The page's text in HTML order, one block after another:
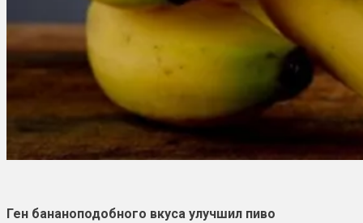
Ген бананоподобного вкуса улучшил пиво